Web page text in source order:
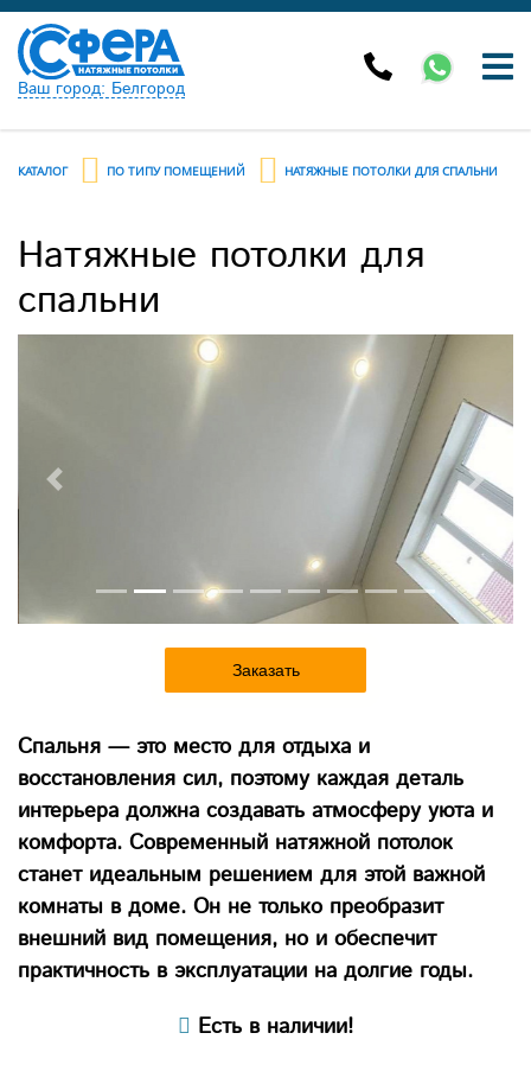
Ваш город: Белгород
КАТАЛОГ ПО ТИПУ ПОМЕЩЕНИЙ НАТЯЖНЫЕ ПОТОЛКИ ДЛЯ СПАЛЬНИ
Натяжные потолки для
спальни
Previous Next
Заказать
Спальня — это место для отдыха и
восстановления сил, поэтому каждая деталь
интерьера должна создавать атмосферу уюта и
комфорта. Современный натяжной потолок
станет идеальным решением для этой важной
комнаты в доме. Он не только преобразит
внешний вид помещения, но и обеспечит
практичность в эксплуатации на долгие годы.
Есть в наличии!